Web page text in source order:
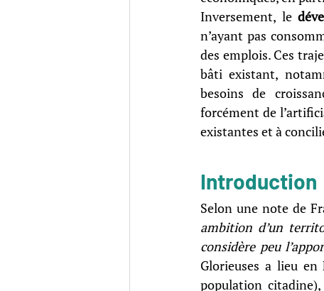
Inversement, le
n’ayant pas
des emplois. Ces
bâti existant,
besoins de
forcément de
existantes et à
Introduction
Selon une note de
ambition d’un
considère peu
Glorieuses a lieu en
population